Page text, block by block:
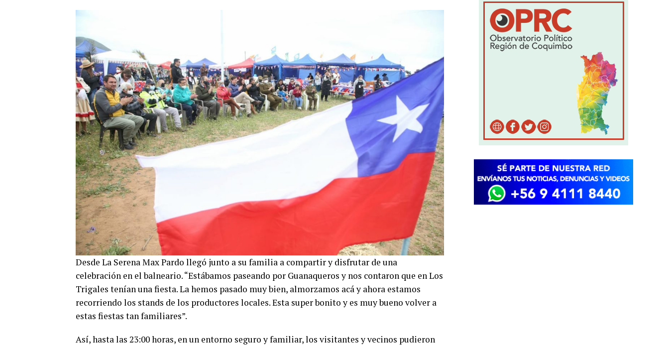
Desde La Serena Max Pardo llegó junto a su familia a compartir y disfrutar de una
celebración en el balneario. “Estábamos paseando por Guanaqueros y nos contaron que en Los
Trigales tenían una fiesta. La hemos pasado muy bien, almorzamos acá y ahora estamos
recorriendo los stands de los productores locales. Esta super bonito y es muy bueno volver a
estas fiestas tan familiares”.
Así, hasta las 23:00 horas, en un entorno seguro y familiar, los visitantes y vecinos pudieron